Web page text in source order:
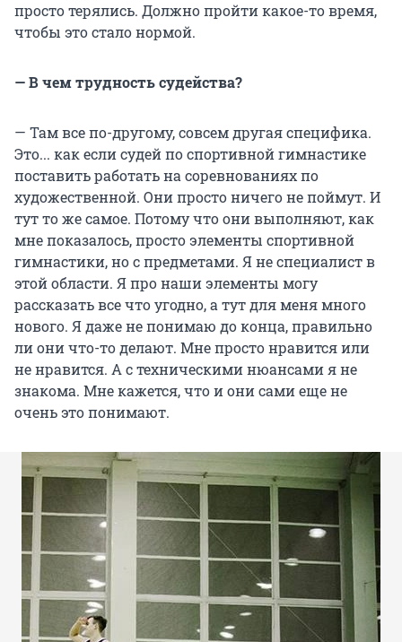
просто терялись. Должно пройти какое-то время,
чтобы это стало нормой.
— В чем трудность судейства?
— Там все по-другому, совсем другая специфика.
Это... как если судей по спортивной гимнастике
поставить работать на соревнованиях по
художественной. Они просто ничего не поймут. И
тут то же самое. Потому что они выполняют, как
мне показалось, просто элементы спортивной
гимнастики, но с предметами. Я не специалист в
этой области. Я про наши элементы могу
рассказать все что угодно, а тут для меня много
нового. Я даже не понимаю до конца, правильно
ли они что-то делают. Мне просто нравится или
не нравится. А с техническими нюансами я не
знакома. Мне кажется, что и они сами еще не
очень это понимают.